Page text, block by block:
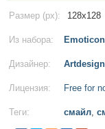
Размер (px): 128x128
Из набора:
Дизайнер:
Лицензия: Free for
Теги: смайл,